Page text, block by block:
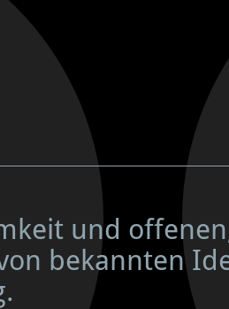
und
bekannten